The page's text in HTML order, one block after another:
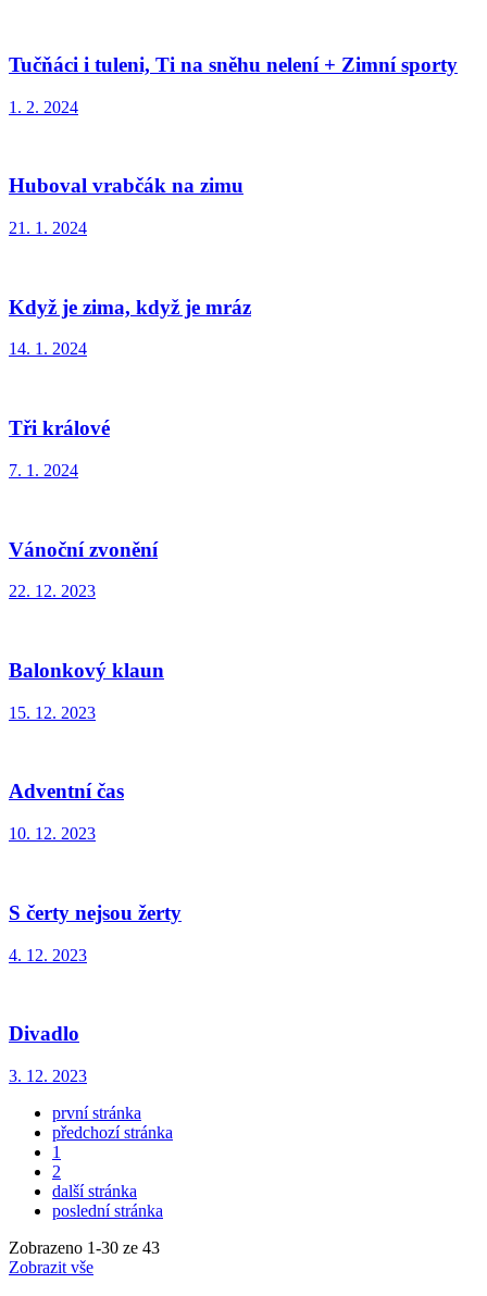
Tučňáci i tuleni, Ti na sněhu nelení + Zimní sporty
1. 2. 2024
Huboval vrabčák na zimu
21. 1. 2024
Když je zima, když je mráz
14. 1. 2024
Tři králové
7. 1. 2024
Vánoční zvonění
22. 12. 2023
Balonkový klaun
15. 12. 2023
Adventní čas
10. 12. 2023
S čerty nejsou žerty
4. 12. 2023
Divadlo
3. 12. 2023
první stránka
předchozí stránka
1
2
další stránka
poslední stránka
Zobrazeno 1-30 ze 43
Zobrazit vše